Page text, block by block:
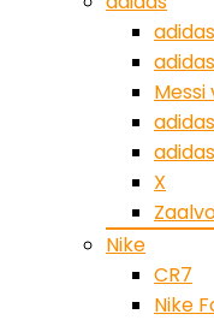
X
Nike
CR7
Nike